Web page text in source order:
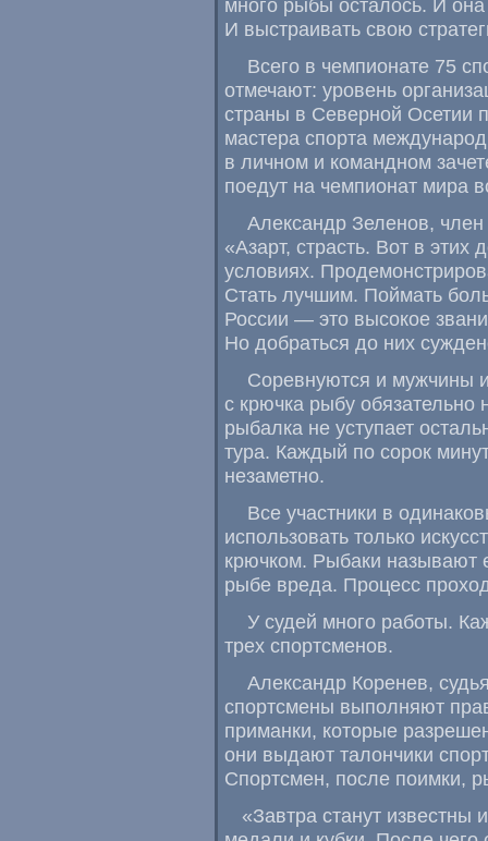
много рыбы осталось. И
И выстраивать свою
Всего в чемпионате 75
отмечают: уровень
страны в Северной Осетии
мастера спорта
в личном и командном
поедут на чемпионат мира
Александр Зеленов,
«Азарт, страсть. Вот в этих
условиях.
Стать лучшим. Поймать
России — это высокое
Но добраться до них
Соревнуются и мужчины
с крючка рыбу обязательно
рыбалка не уступает
тура. Каждый по сорок
незаметно.
Все участники в
использовать только
крючком. Рыбаки называют
рыбе вреда. Процесс
У судей много работы.
трех спортсменов.
Александр Коренев,
спортсмены выполняют
приманки, которые
они выдают талончики
Спортсмен, после поимки,
«Завтра станут